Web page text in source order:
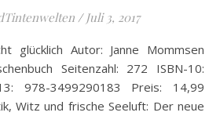
/ Juli 3, 2017
Seitenzahl: 272 ISBN-10:
978-3499290183 Preis: 14,99
Witz und frische Seeluft: Der neue